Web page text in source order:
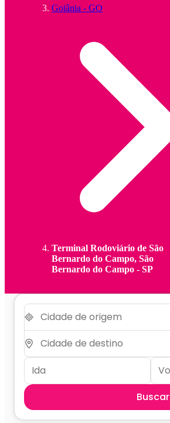
Goiânia - GO
Terminal Rodoviário de São
Bernardo do Campo, São
Bernardo do Campo - SP
Buscar